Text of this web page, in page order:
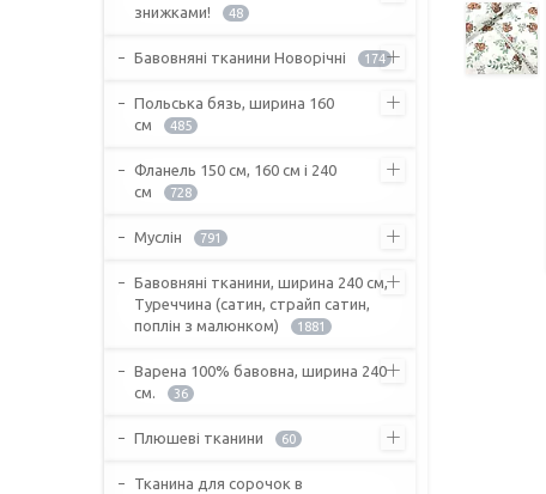
знижками!
48
Бавовняні тканини Новорічні 174
Польська бязь, ширина 160
см
485
Фланель 150 см, 160 см і 240
см
728
Муслін 791
Бавовняні тканини, ширина 240 см,
Туреччина (сатин, страйп сатин,
поплін з малюнком)
1881
Варена 100% бавовна, ширина 240
см.
36
Плюшеві тканини 60
Тканина для сорочок в